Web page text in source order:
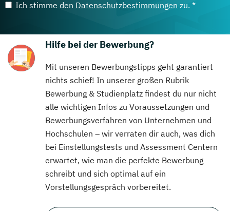
Ich stimme den Datenschutzbestimmungen zu. *
Hilfe bei der Bewerbung?
Mit unseren Bewerbungstipps geht garantiert
nichts schief! In unserer großen Rubrik
Bewerbung & Studienplatz findest du nur nicht
alle wichtigen Infos zu Voraussetzungen und
Bewerbungsverfahren von Unternehmen und
Hochschulen – wir verraten dir auch, was dich
bei Einstellungstests und Assessment Centern
erwartet, wie man die perfekte Bewerbung
schreibt und sich optimal auf ein
Vorstellungsgespräch vorbereitet.